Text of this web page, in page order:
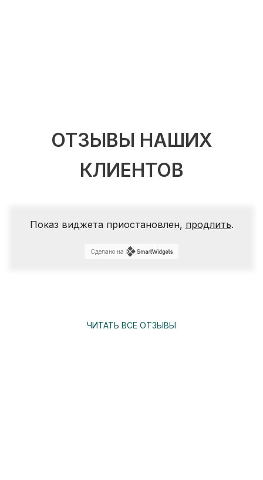
ОТЗЫВЫ НАШИХ
КЛИЕНТОВ
Показ виджета приостановлен, продлить.
Сделано на
ЧИТАТЬ ВСЕ ОТЗЫВЫ